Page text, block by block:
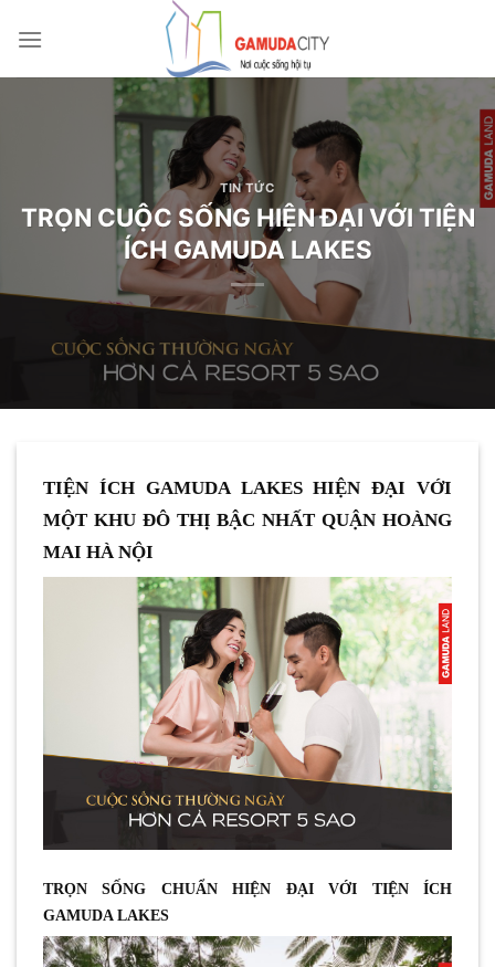
qua
TIN TỨC
TRỌN CUỘC SỐNG HIỆN ĐẠI VỚI TIỆN
ÍCH GAMUDA LAKES
TIỆN ÍCH GAMUDA LAKES HIỆN ĐẠI VỚI
MỘT KHU ĐÔ THỊ BẬC NHẤT QUẬN HOÀNG
MAI HÀ NỘI
TRỌN SỐNG CHUẨN HIỆN ĐẠI VỚI TIỆN ÍCH
GAMUDA LAKES